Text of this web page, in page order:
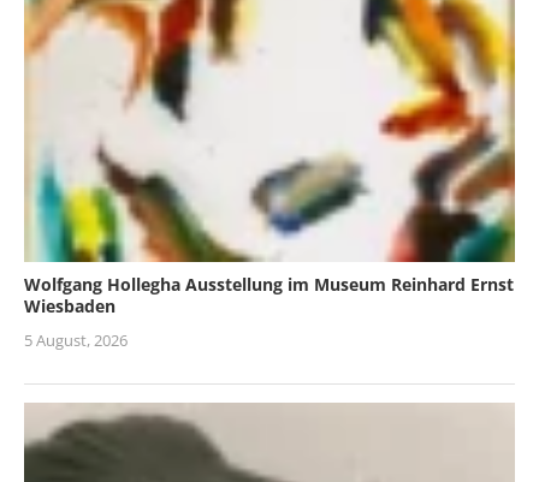
Wolfgang Hollegha Ausstellung im Museum Reinhard Ernst
Wiesbaden
5 August, 2026